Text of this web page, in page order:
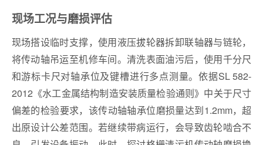
现场工况与磨损评估
现场搭设临时支撑，使用液压拔轮器拆卸联轴器与链轮，
将传动轴吊运至机修车间。清洗表面油污后，使用千分尺
和游标卡尺对轴承位及键槽进行多点测量。依据SL 582-
2012《水工金属结构制造安装质量检验通则》中关于尺寸
偏差的检验要求，该传动轴轴承位磨损量达到1.2mm，超
出原设计公差范围。若继续带病运行，会导致齿轮啮合不